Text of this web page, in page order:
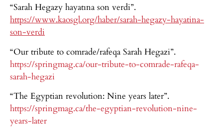
“Sarah Hegazy hayatına son verdi”.
https://www.kaosgl.org/haber/sarah-hegazy-hayatina-
son-verdi
“Our tribute to comrade/rafeqa Sarah Hegazi”.
https://springmag.ca/our-tribute-to-comrade-rafeqa-
sarah-hegazi
“The Egyptian revolution: Nine years later”.
https://springmag.ca/the-egyptian-revolution-nine-
years-later